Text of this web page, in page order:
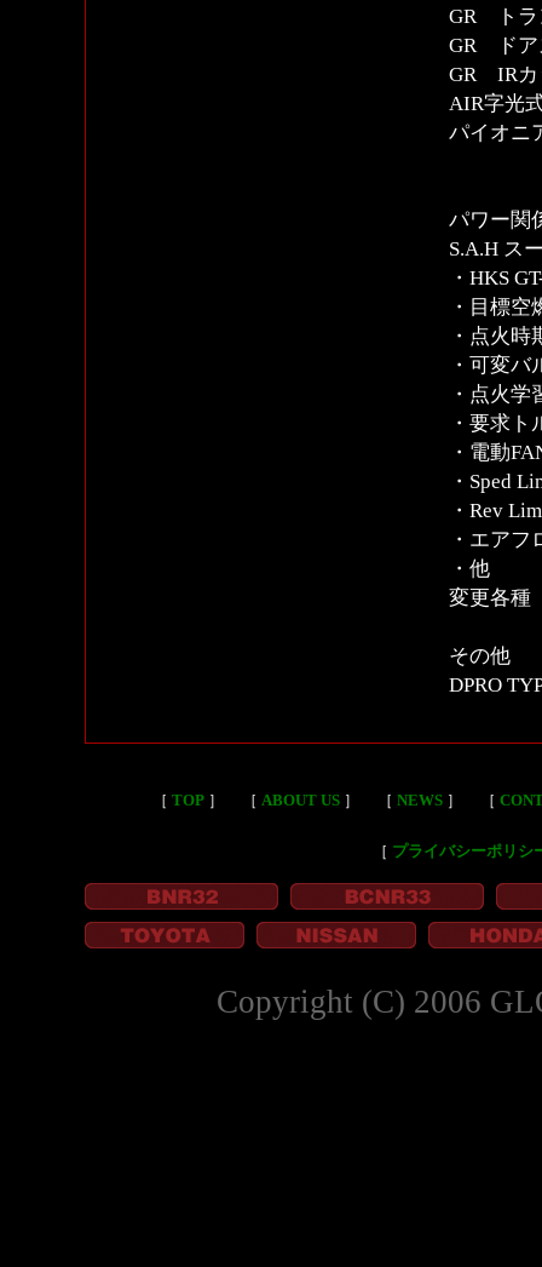
GR ト
GR ド
GR IRカ
AIR字
パイオニ
パワー関
S.A.H ス
・HKS
・目標空
・点火時
・可変バ
・点火学
・要求ト
・電動
・Sped
・Rev
・エアフ
・他
変更各種
その他
DPRO
［ TOP］ ［ ABOUT US］ ［ NEWS］ ［
［ プライバシーポリシ
Copyright (C) 2006